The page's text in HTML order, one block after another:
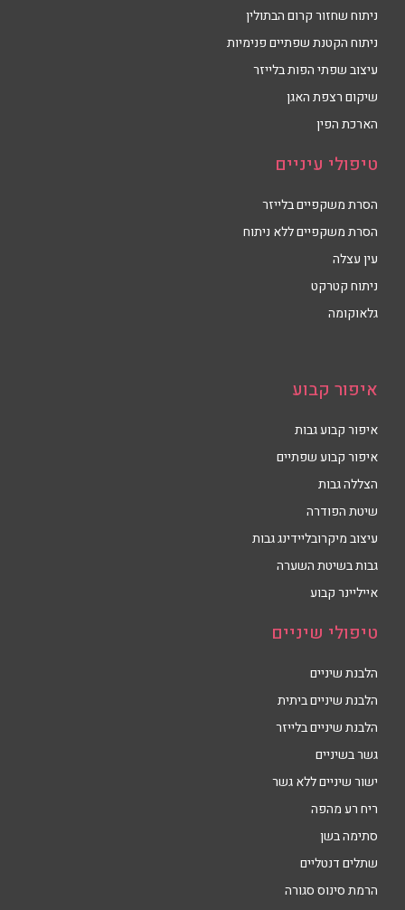
ניתוח שחזור קרום הבתולין
ניתוח הקטנת שפתיים פנימיות
עיצוב שפתי הפות בלייזר
שיקום רצפת האגן
הארכת הפין
טיפולי עיניים
הסרת משקפיים בלייזר
הסרת משקפיים ללא ניתוח
עין עצלה
ניתוח קטרקט
גלאוקומה
איפור קבוע
איפור קבוע גבות
איפור קבוע שפתיים
הצללה גבות
שיטת הפודרה
עיצוב מיקרובליידינג גבות
גבות בשיטת השערה
אייליינר קבוע
טיפולי שיניים
הלבנת שיניים
הלבנת שיניים ביתית
הלבנת שיניים בלייזר
גשר בשיניים
ישור שיניים ללא גשר
ריח רע מהפה
סתימה בשן
שתלים דנטליים
הרמת סינוס סגורה